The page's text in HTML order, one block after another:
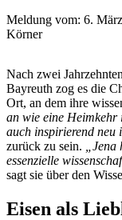
Meldung vom: 6.
Körner
Nach zwei
Bayreuth zog es die
Ort, an dem ihre
an wie eine Heimkehr
auch inspirierend neu
zurück zu sein.
essenzielle
sagt sie über den
Eisen als